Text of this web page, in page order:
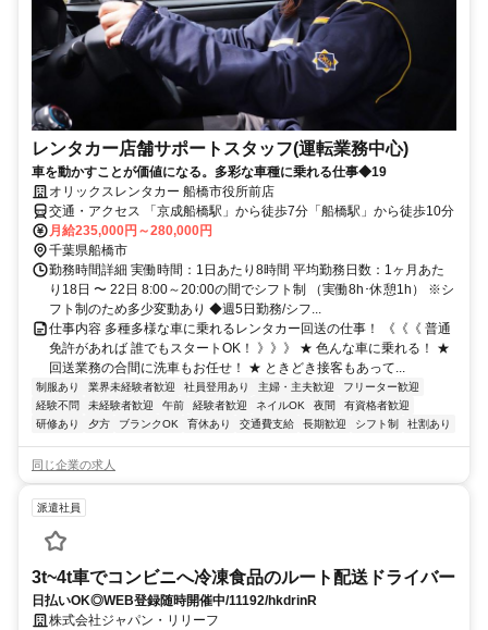
レンタカー店舗サポートスタッフ(運転業務中心)
車を動かすことが価値になる。多彩な車種に乗れる仕事◆19
オリックスレンタカー 船橋市役所前店
交通・アクセス 「京成船橋駅」から徒歩7分「船橋駅」から徒歩10分
月給235,000円～280,000円
千葉県船橋市
勤務時間詳細 実働時間：1日あたり8時間 平均勤務日数：1ヶ月あた
り18日 〜 22日 8:00～20:00の間でシフト制 （実働8h･休憩1h） ※シ
フト制のため多少変動あり ◆週5日勤務/シフ...
仕事内容 多種多様な車に乗れるレンタカー回送の仕事！ 《《《 普通
免許があれば 誰でもスタートOK！ 》》》 ★ 色んな車に乗れる！ ★
回送業務の合間に洗車もお任せ！ ★ ときどき接客もあって...
制服あり 業界未経験者歓迎 社員登用あり 主婦・主夫歓迎
フリーター歓迎
経験不問
未経験者歓迎 午前 経験者歓迎 ネイルOK 夜間
有資格者歓迎
研修あり
夕方 ブランクOK 育休あり 交通費支給 長期歓迎 シフト制 社割あり
同じ企業の求人
派遣社員
3t~4t車でコンビニへ冷凍食品のルート配送ドライバー
日払いOK◎WEB登録随時開催中/11192/hkdrinR
株式会社ジャパン・リリーフ